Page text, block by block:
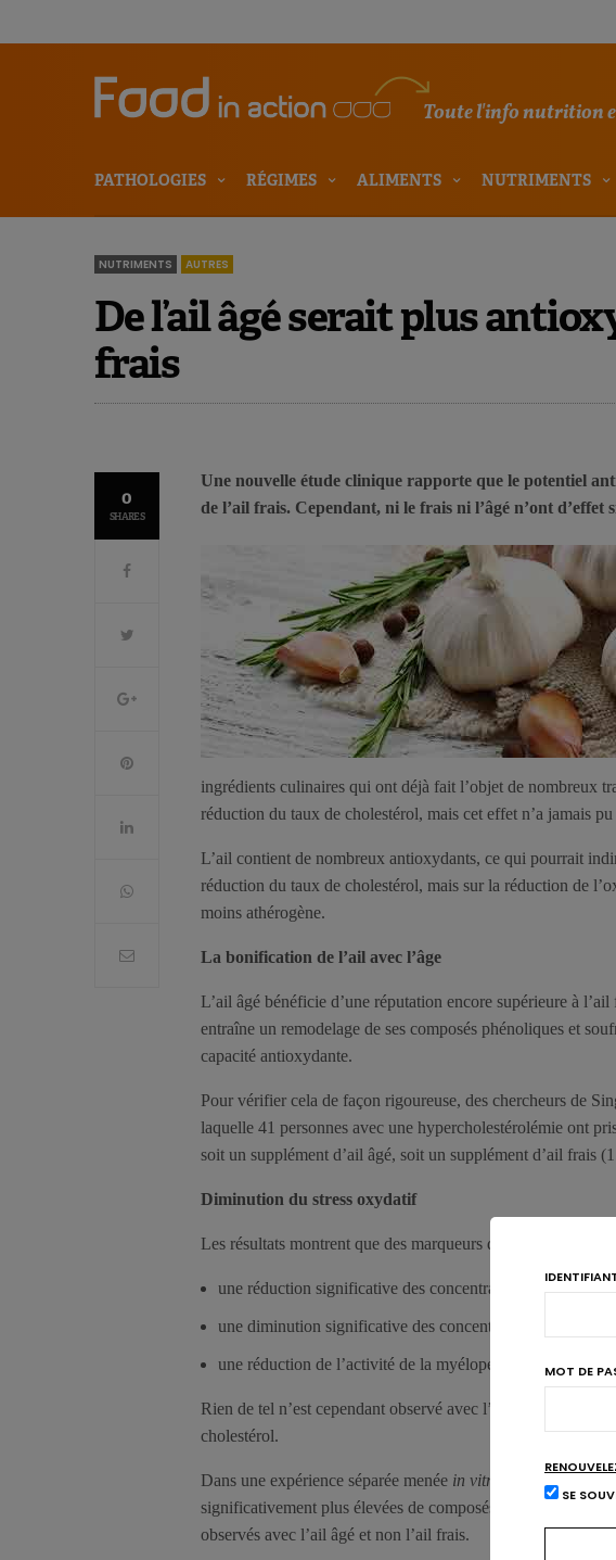
Toute l'info nutrition
PATHOLOGIES RÉGIMES ALIMENTS NUTRIMENTS
NUTRIMENTS AUTRES
De l’ail âgé serait plus
frais
0
SHARES
Une nouvelle étude clinique rapporte que le potentiel
de l’ail frais. Cependant, ni le frais ni l’âgé n’ont
ingrédients culinaires qui ont déjà fait l’objet de nombreux
réduction du taux de cholestérol, mais cet effet n’a jamais
L’ail contient de nombreux antioxydants, ce qui pourrait
réduction du taux de cholestérol, mais sur la réduction de
moins athérogène.
La bonification de l’ail avec l’âge
L’ail âgé bénéficie d’une réputation encore supérieure à
entraîne un remodelage de ses composés phénoliques et
capacité antioxydante.
Pour vérifier cela de façon rigoureuse, des chercheurs de
laquelle 41 personnes avec une hypercholestérolémie ont
soit un supplément d’ail âgé, soit un supplément d’ail frais
Diminution du stress oxydatif
Les résultats montrent que des marqueurs du stress oxydatif
une réduction significative des concentrations de F2-
une diminution significative des concentrations
une réduction de l’activité de la myéloperoxidase.
Rien de tel n’est cependant observé avec l’ail frais. Ni l’ail
cholestérol.
Dans une expérience séparée menée in vitro,
les chercheurs
significativement plus élevées de composés phénoliques et
observés avec l’ail âgé et non l’ail frais.
MOT DE
SE